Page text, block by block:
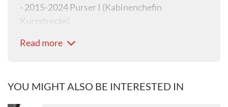
- 2015-2024 Purser I (Kabinenchefin
Kurzstrecke)
Lufthansa Aviation Training
Read more
YOU MIGHT ALSO BE INTERESTED IN